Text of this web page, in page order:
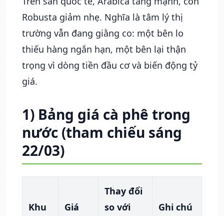
Robusta giảm nhẹ. Nghĩa là tâm lý thị
trường vẫn đang giằng co: một bên lo
thiếu hàng ngắn hạn, một bên lại thận
trọng vì dòng tiền đầu cơ và biến động tỷ
giá.
1) Bảng giá cà phê trong
nước (tham chiếu sáng
22/03)
Khu
Giá
Thay đổi
so với
Ghi chú